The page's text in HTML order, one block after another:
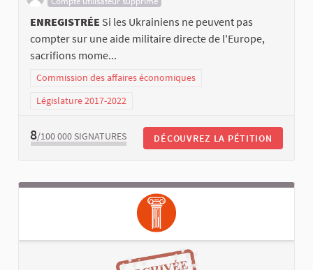
ENREGISTRÉE Si les Ukrainiens ne peuvent pas
compter sur une aide militaire directe de l'Europe,
sacrifions mome...
Commission des affaires économiques
Législature 2017-2022
8/100 000 SIGNATURES DÉCOUVREZ LA PÉTITION